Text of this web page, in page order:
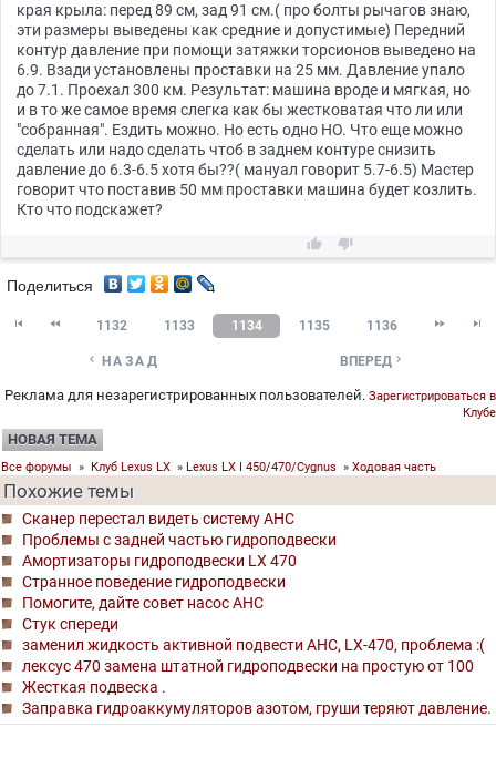
края крыла: перед 89 см, зад 91 см.( про болты рычагов знаю,
эти размеры выведены как средние и допустимые) Передний
контур давление при помощи затяжки торсионов выведено на
6.9. Взади установлены проставки на 25 мм. Давление упало
до 7.1. Проехал 300 км. Результат: машина вроде и мягкая, но
и в то же самое время слегка как бы жестковатая что ли или
"собранная". Ездить можно. Но есть одно НО. Что еще можно
сделать или надо сделать чтоб в заднем контуре снизить
давление до 6.3-6.5 хотя бы??( мануал говорит 5.7-6.5) Мастер
говорит что поставив 50 мм проставки машина будет козлить.
Кто что подскажет?
 
Поделиться
  1132 1133 1134 1135 1136  
 НАЗАД ВПЕРЕД 
Реклама для незарегистрированных пользователей. Зарегистрироваться в
Клубе
НОВАЯ ТЕМА
Все форумы » Клуб Lexus LX » Lexus LX I 450/470/Cygnus » Ходовая часть
Похожие темы
Сканер перестал видеть систему AHC
Проблемы с задней частью гидроподвески
Амортизаторы гидроподвески LX 470
Странное поведение гидроподвески
Помогите, дайте совет насос AHC
Стук спереди
заменил жидкость активной подвести AHC, LX-470, проблема :(
лексус 470 замена штатной гидроподвески на простую от 100
Жесткая подвеска .
Заправка гидроаккумуляторов азотом, груши теряют давление.